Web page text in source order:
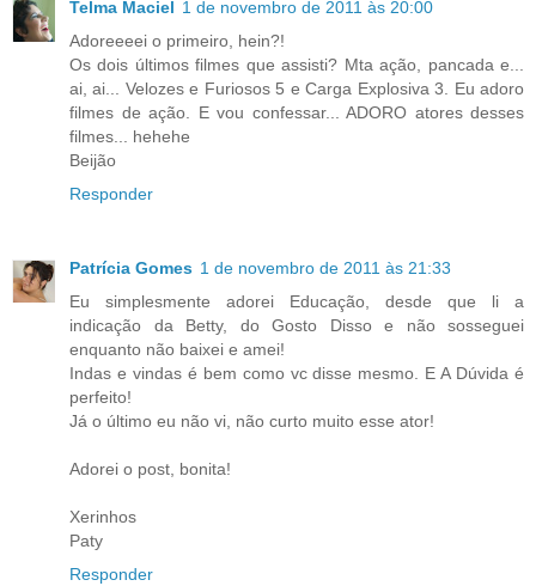
Telma Maciel 1 de novembro de 2011 às 20:00
Adoreeeei o primeiro, hein?!
Os dois últimos filmes que assisti? Mta ação, pancada e...
ai, ai... Velozes e Furiosos 5 e Carga Explosiva 3. Eu adoro
filmes de ação. E vou confessar... ADORO atores desses
filmes... hehehe
Beijão
Responder
Patrícia Gomes 1 de novembro de 2011 às 21:33
Eu simplesmente adorei Educação, desde que li a
indicação da Betty, do Gosto Disso e não sosseguei
enquanto não baixei e amei!
Indas e vindas é bem como vc disse mesmo. E A Dúvida é
perfeito!
Já o último eu não vi, não curto muito esse ator!
Adorei o post, bonita!
Xerinhos
Paty
Responder